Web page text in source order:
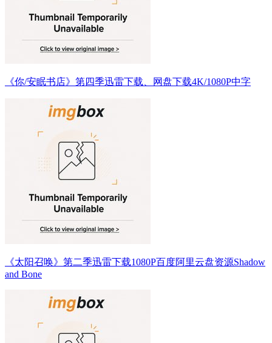
《你/安眠书店》第四季迅雷下载、网盘下载4K/1080P中字
《太阳召唤》第二季迅雷下载1080P百度阿里云盘资源Shadow
and Bone